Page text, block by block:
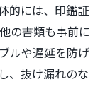
的には、印鑑証
の書類も事前に
ルや遅延を防げ
、抜け漏れのな